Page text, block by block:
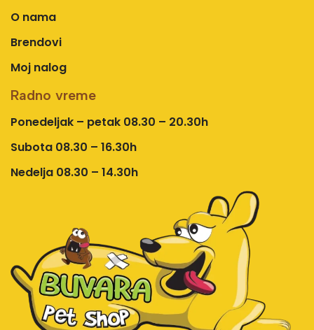
O nama
Brendovi
Moj nalog
Radno vreme
Ponedeljak – petak 08.30 – 20.30h
Subota 08.30 – 16.30h
Nedelja 08.30 – 14.30h